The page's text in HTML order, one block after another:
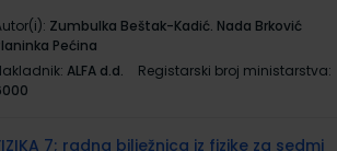
Zumbulka Beštak-Kadić. Nada Brković
Pećina
ALFA d.d.
Registarski broj ministarstva:
7; radna bilježnica iz fizike za sedmi